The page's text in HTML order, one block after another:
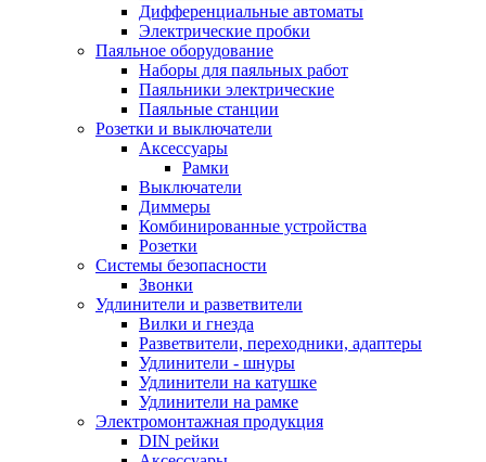
Дифференциальные автоматы
Электрические пробки
Паяльное оборудование
Наборы для паяльных работ
Паяльники электрические
Паяльные станции
Розетки и выключатели
Аксессуары
Рамки
Выключатели
Диммеры
Комбинированные устройства
Розетки
Системы безопасности
Звонки
Удлинители и разветвители
Вилки и гнезда
Разветвители, переходники, адаптеры
Удлинители - шнуры
Удлинители на катушке
Удлинители на рамке
Электромонтажная продукция
DIN рейки